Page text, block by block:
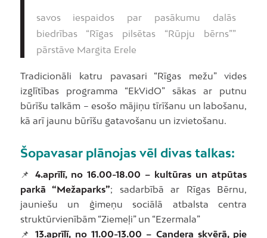
savos iespaidos par pasākumu dalās
biedrības “Rīgas pilsētas “Rūpju bērns””
pārstāve Margita Erele
Tradicionāli katru pavasari “Rīgas mežu” vides
izglītības programma “EkVidO” sākas ar putnu
būrīšu talkām – esošo mājiņu tīrīšanu un labošanu,
kā arī jaunu būrīšu gatavošanu un izvietošanu.
Šopavasar plānojas vēl divas talkas:
📌 4.aprīlī, no 16.00-18.00 – kultūras un atpūtas
parkā “Mežaparks”; sadarbībā ar Rīgas Bērnu,
jauniešu un ģimeņu sociālā atbalsta centra
struktūrvienībām “Ziemeļi” un “Ezermala”
📌13.aprīlī, no 11.00-13.00 – Candera skvērā, pie